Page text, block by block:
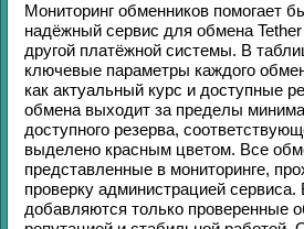
Мониторинг обменников помогает
надёжный сервис для обмена Tether
другой платёжной системы. В
ключевые параметры каждого
как актуальный курс и доступные
обмена выходит за пределы
доступного резерва,
выделено красным цветом. Все
представленные в мониторинге,
проверку администрацией сервиса.
добавляются только проверенные